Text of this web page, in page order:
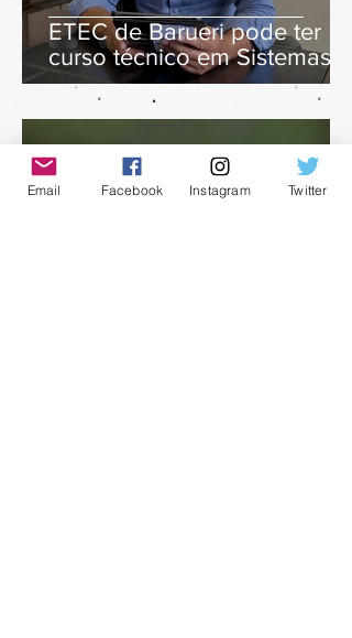
ETEC de Barueri pode ter
curso técnico em Sistemas
de Energia Renovável
Notícias da Região
31 de out. de 2022
3 min de leitura
Email Facebook Instagram Twitter